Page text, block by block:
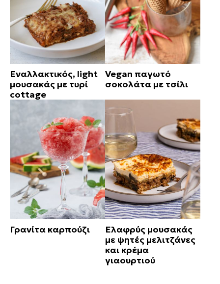
Εναλλακτικός, light
μουσακάς με τυρί
cottage
Vegan παγωτό
σοκολάτα με τσίλι
Γρανίτα καρπούζι
Ελαφρύς μουσακάς
με ψητές μελιτζάνες
και κρέμα
γιαουρτιού